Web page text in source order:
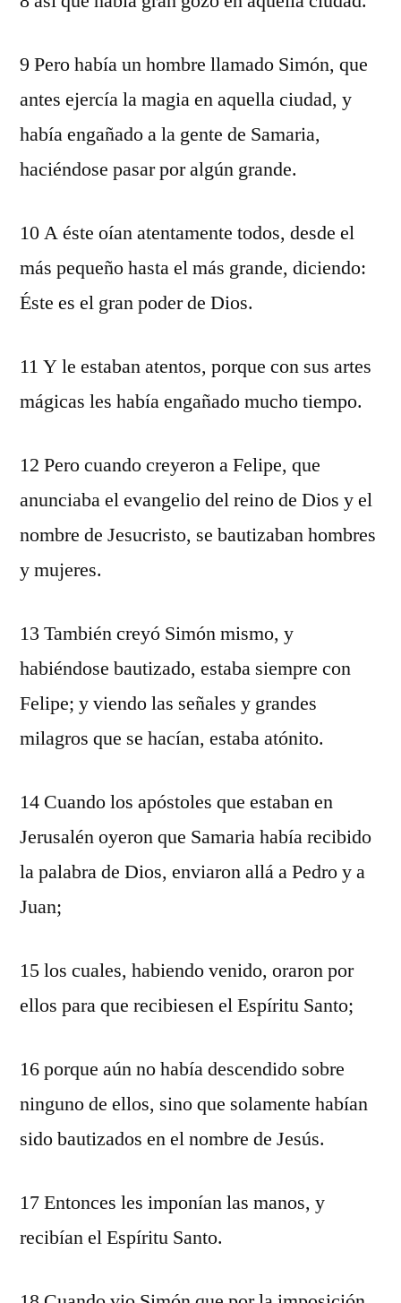
9 Pero había un hombre llamado Simón, que
antes ejercía la magia en aquella ciudad, y
había engañado a la gente de Samaria,
haciéndose pasar por algún grande.
10 A éste oían atentamente todos, desde el
más pequeño hasta el más grande, diciendo:
Éste es el gran poder de Dios.
11 Y le estaban atentos, porque con sus artes
mágicas les había engañado mucho tiempo.
12 Pero cuando creyeron a Felipe, que
anunciaba el evangelio del reino de Dios y el
nombre de Jesucristo, se bautizaban hombres
y mujeres.
13 También creyó Simón mismo, y
habiéndose bautizado, estaba siempre con
Felipe; y viendo las señales y grandes
milagros que se hacían, estaba atónito.
14 Cuando los apóstoles que estaban en
Jerusalén oyeron que Samaria había recibido
la palabra de Dios, enviaron allá a Pedro y a
Juan;
15 los cuales, habiendo venido, oraron por
ellos para que recibiesen el Espíritu Santo;
16 porque aún no había descendido sobre
ninguno de ellos, sino que solamente habían
sido bautizados en el nombre de Jesús.
17 Entonces les imponían las manos, y
recibían el Espíritu Santo.